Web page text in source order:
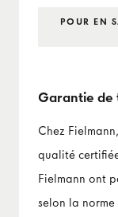
POUR EN
Garantie de
Chez
qualité
Fielmann ont
selon la norme